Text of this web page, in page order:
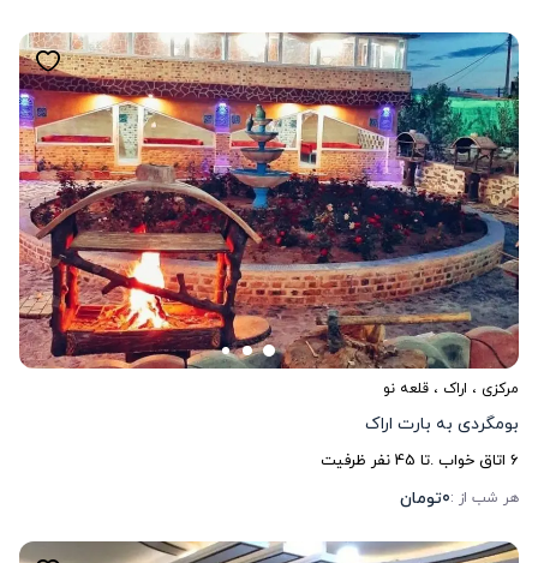
مرکزی ، اراک ، قلعه نو
بومگردی به بارت اراک
6 اتاق خواب .تا 45نفر ظرفیت
هر شب از :0تومان